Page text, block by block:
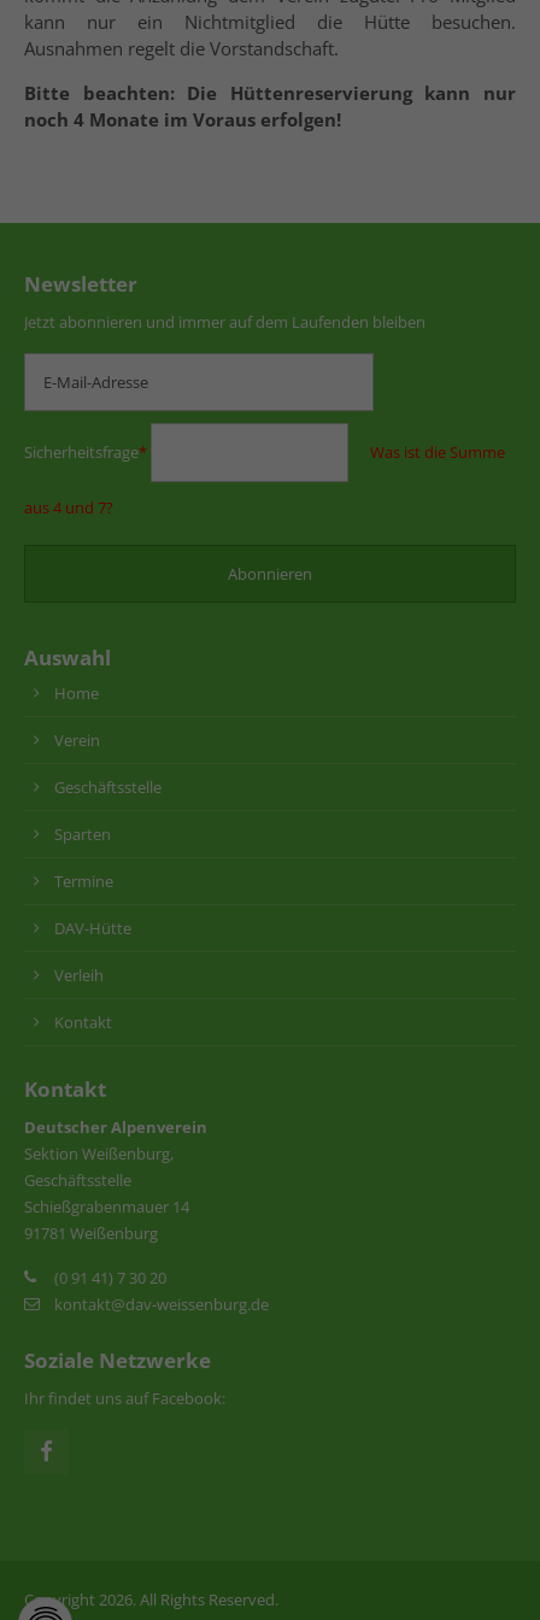
kann nur ein Nichtmitglied die Hütte besuchen.
Ausnahmen regelt die Vorstandschaft.
Bitte beachten: Die Hüttenreservierung kann nur
noch 4 Monate im Voraus erfolgen!
Newsletter
Jetzt abonnieren und immer auf dem Laufenden bleiben
Sicherheitsfrage* Was ist die Summe
aus 4 und 7?
Auswahl
Home
Verein
Geschäftsstelle
Sparten
Termine
DAV-Hütte
Verleih
Kontakt
Kontakt
Deutscher Alpenverein
Sektion Weißenburg,
Geschäftsstelle
Schießgrabenmauer 14
91781 Weißenburg
(0 91 41) 7 30 20
kontakt@dav-weissenburg.de
Soziale Netzwerke
Ihr findet uns auf Facebook:
Copyright 2026. All Rights Reserved.